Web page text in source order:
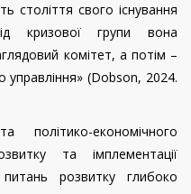
століття свого існування
кризової групи вона
комітет, а потім –
(Dobson, 2024.
політико-економічного
та імплементації
розвитку глибоко